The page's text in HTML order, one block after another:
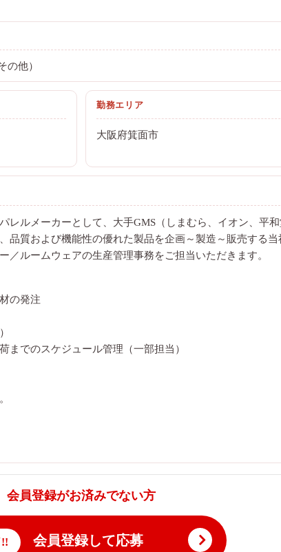
の他）
勤務エリア
大阪府箕面市
レルメーカーとして、大手GMS（しまむら、イオン、平和
品質および機能性の優れた製品を企画～製造～販売する当
／ルームウェアの生産管理事務をご担当いただきます。
の発注
までのスケジュール管理（一部担当）
会員登録がお済みでない方
会員登録して応募